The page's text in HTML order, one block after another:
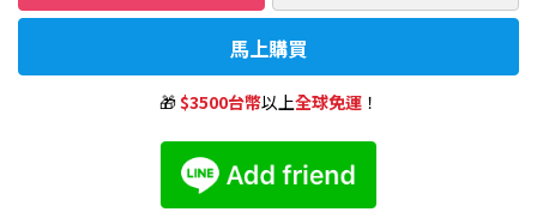
馬上購買
🎁$3500台幣以上全球免運！